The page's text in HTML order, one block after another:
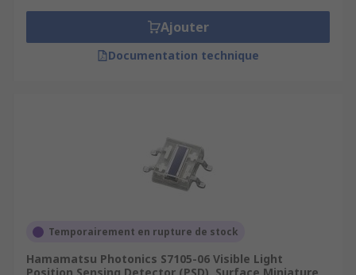
Ajouter
Documentation technique
Temporairement en rupture de stock
Hamamatsu Photonics S7105-06 Visible Light